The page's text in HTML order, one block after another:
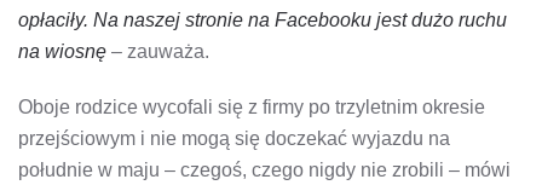
opłaciły. Na naszej stronie na Facebooku jest dużo ruchu
na wiosnę – zauważa.
Oboje rodzice wycofali się z firmy po trzyletnim okresie
przejściowym i nie mogą się doczekać wyjazdu na
południe w maju – czegoś, czego nigdy nie zrobili – mówi